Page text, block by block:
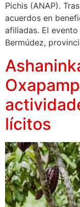
Pichis (ANAP).
acuerdos en
afiliadas. El
Bermúdez,
lícitos